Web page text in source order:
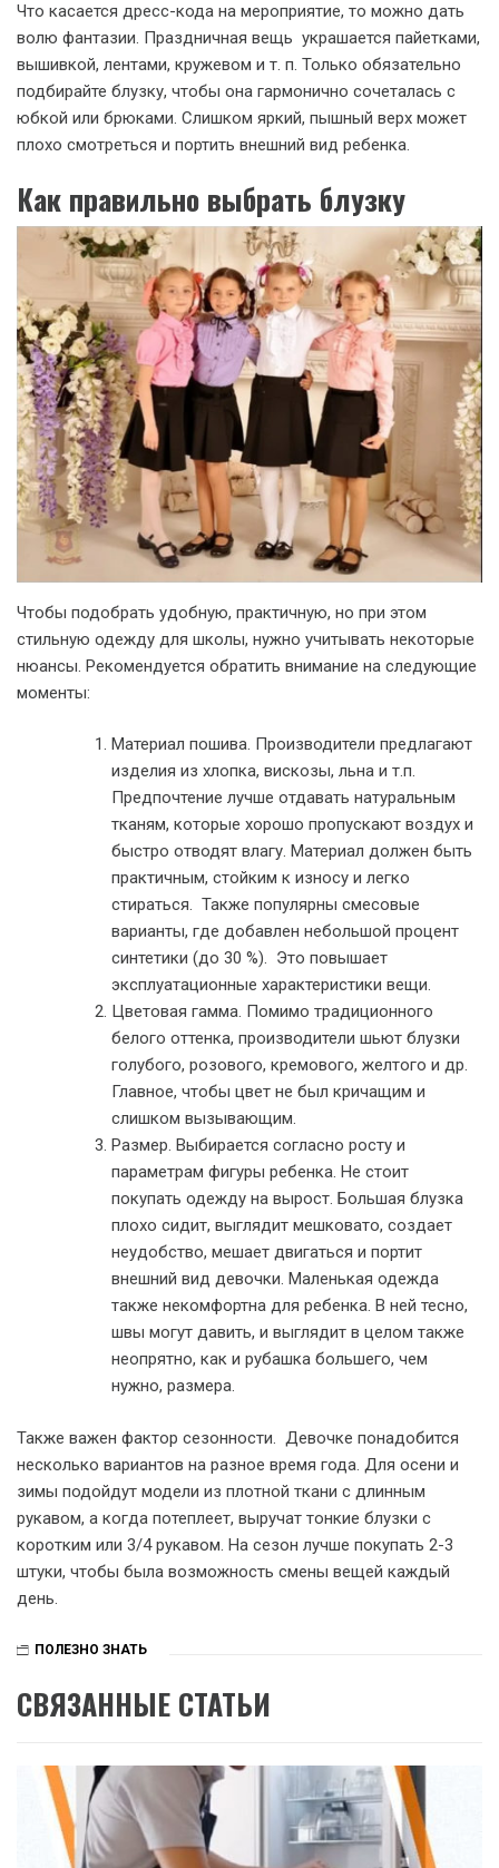
Что касается дресс-кода на мероприятие, то можно дать
волю фантазии. Праздничная вещь украшается пайетками,
вышивкой, лентами, кружевом и т. п. Только обязательно
подбирайте блузку, чтобы она гармонично сочеталась с
юбкой или брюками. Слишком яркий, пышный верх может
плохо смотреться и портить внешний вид ребенка.
Как правильно выбрать блузку
Чтобы подобрать удобную, практичную, но при этом
стильную одежду для школы, нужно учитывать некоторые
нюансы. Рекомендуется обратить внимание на следующие
моменты:
Материал пошива. Производители предлагают
изделия из хлопка, вискозы, льна и т.п.
Предпочтение лучше отдавать натуральным
тканям, которые хорошо пропускают воздух и
быстро отводят влагу. Материал должен быть
практичным, стойким к износу и легко
стираться. Также популярны смесовые
варианты, где добавлен небольшой процент
синтетики (до 30 %). Это повышает
эксплуатационные характеристики вещи.
Цветовая гамма. Помимо традиционного
белого оттенка, производители шьют блузки
голубого, розового, кремового, желтого и др.
Главное, чтобы цвет не был кричащим и
слишком вызывающим.
Размер. Выбирается согласно росту и
параметрам фигуры ребенка. Не стоит
покупать одежду на вырост. Большая блузка
плохо сидит, выглядит мешковато, создает
неудобство, мешает двигаться и портит
внешний вид девочки. Маленькая одежда
также некомфортна для ребенка. В ней тесно,
швы могут давить, и выглядит в целом также
неопрятно, как и рубашка большего, чем
нужно, размера.
Также важен фактор сезонности. Девочке понадобится
несколько вариантов на разное время года. Для осени и
зимы подойдут модели из плотной ткани с длинным
рукавом, а когда потеплеет, выручат тонкие блузки с
коротким или 3/4 рукавом. На сезон лучше покупать 2-3
штуки, чтобы была возможность смены вещей каждый
день.
ПОЛЕЗНО ЗНАТЬ
СВЯЗАННЫЕ СТАТЬИ